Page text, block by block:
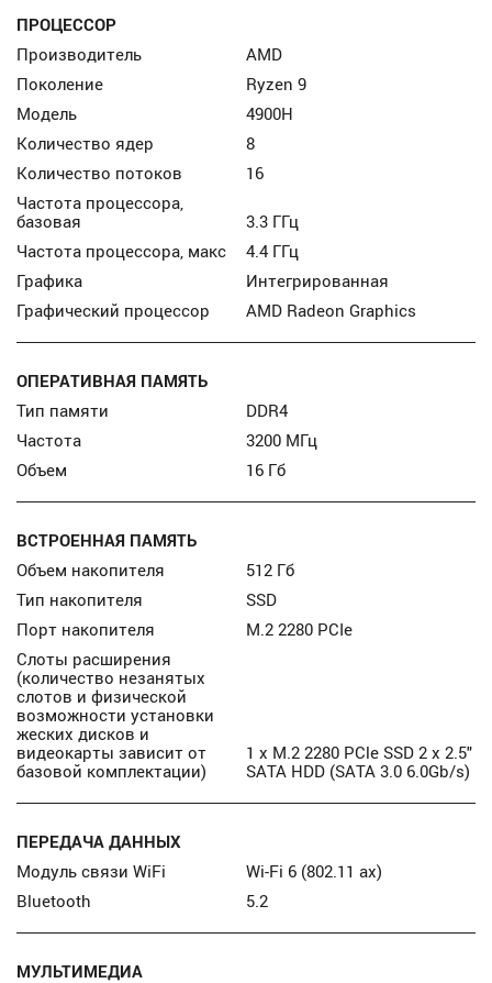
ПРОЦЕССОР
Производитель
AMD
Поколение
Ryzen 9
Модель
4900H
Количество ядер
8
Количество потоков
16
Частота процессора,
базовая
3.3 ГГц
Частота процессора, макс
4.4 ГГц
Графика
Интегрированная
Графический процессор
AMD Radeon Graphics
ОПЕРАТИВНАЯ ПАМЯТЬ
Тип памяти
DDR4
Частота
3200 МГц
Объем
16 Гб
ВСТРОЕННАЯ ПАМЯТЬ
Объем накопителя
512 Гб
Тип накопителя
SSD
Порт накопителя
М.2 2280 PCIe
Слоты расширения
(количество незанятых
слотов и физической
возможности установки
жеских дисков и
видеокарты зависит от
базовой комплектации)
1 x M.2 2280 PCle SSD 2 x 2.5"
SATA HDD (SATA 3.0 6.0Gb/s)
ПЕРЕДАЧА ДАННЫХ
Модуль связи WiFi
Wi-Fi 6 (802.11 ax)
Bluetooth
5.2
МУЛЬТИМЕДИА